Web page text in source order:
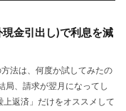
金引出し)で利息を減
法は、何度か試してみたの
局、請求が翌月になってし
返済」だけをオススメして